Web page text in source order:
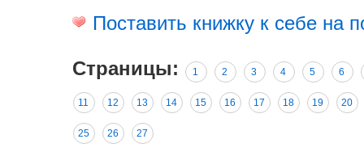
Поставить книжку к себе на
Страницы: 1 2 3 4 5 6
11 12 13 14 15 16 17 18 19 20
25 26 27